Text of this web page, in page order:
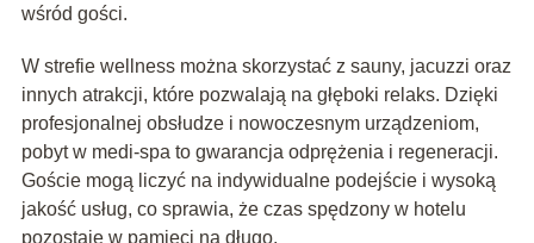
wśród gości.
W strefie wellness można skorzystać z sauny, jacuzzi oraz
innych atrakcji, które pozwalają na głęboki relaks. Dzięki
profesjonalnej obsłudze i nowoczesnym urządzeniom,
pobyt w medi-spa to gwarancja odprężenia i regeneracji.
Goście mogą liczyć na indywidualne podejście i wysoką
jakość usług, co sprawia, że czas spędzony w hotelu
pozostaje w pamięci na długo.